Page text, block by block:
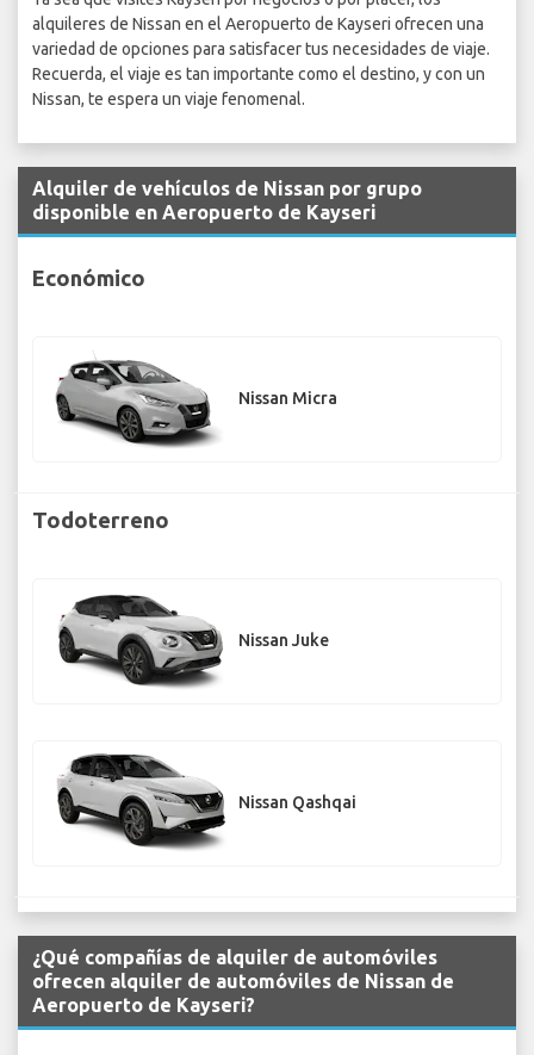
alquileres de Nissan en el Aeropuerto de Kayseri ofrecen una
variedad de opciones para satisfacer tus necesidades de viaje.
Recuerda, el viaje es tan importante como el destino, y con un
Nissan, te espera un viaje fenomenal.
Alquiler de vehículos de Nissan por grupo
disponible en Aeropuerto de Kayseri
Económico
Nissan Micra
Todoterreno
Nissan Juke
Nissan Qashqai
¿Qué compañías de alquiler de automóviles
ofrecen alquiler de automóviles de Nissan de
Aeropuerto de Kayseri?